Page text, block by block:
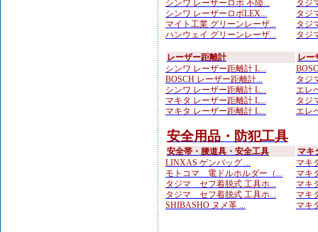
シンワ レーザーロボ 不陸...
シンワ レーザーロボLEX...
マイト工業 グリーンレーザ...
ハンウェイ グリーンレーザ...
タジ
タジ
タジ
タジ
レーザー距離計
シンワ レーザー距離計 L...
BOSCH レーザー距離計...
シンワ レーザー距離計 L...
マキタ レーザー距離計 L...
マキタ レーザー距離計 L...
レー
タジ
エレ
タジ
エレ
安全用品・防犯工具
安全帯・腰道具・安全工具
LINXAS ゲンバッグ ...
モトコマ 電ドルホルダー（...
タジマ セフ着脱式 工具ホ...
タジマ セフ着脱式 工具ホ...
SHIBASHO ヌメ革 ...
マキ
マキ
マキ
マキ
マキ
マキ